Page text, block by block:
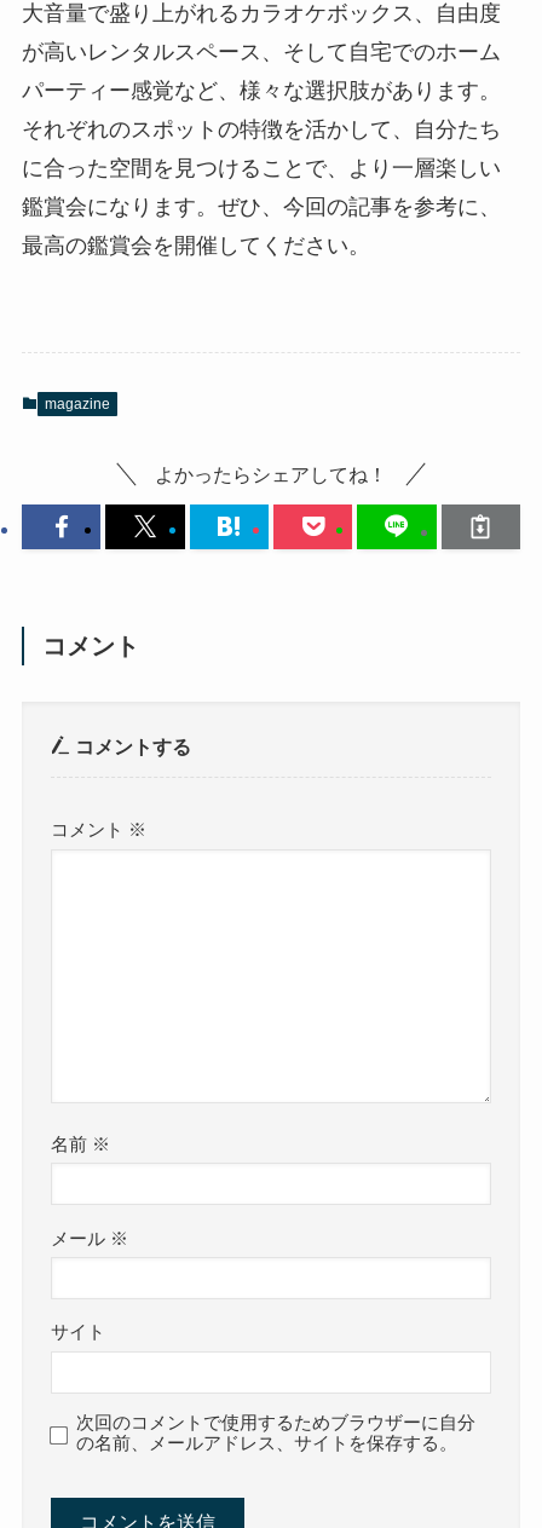
大音量で盛り上がれるカラオケボックス、自由度
が高いレンタルスペース、そして自宅でのホーム
パーティー感覚など、様々な選択肢があります。
それぞれのスポットの特徴を活かして、自分たち
に合った空間を見つけることで、より一層楽しい
鑑賞会になります。ぜひ、今回の記事を参考に、
最高の鑑賞会を開催してください。
magazine
よかったらシェアしてね！
コメント
コメントする
コメント ※
名前 ※
メール ※
サイト
次回のコメントで使用するためブラウザーに自分
の名前、メールアドレス、サイトを保存する。